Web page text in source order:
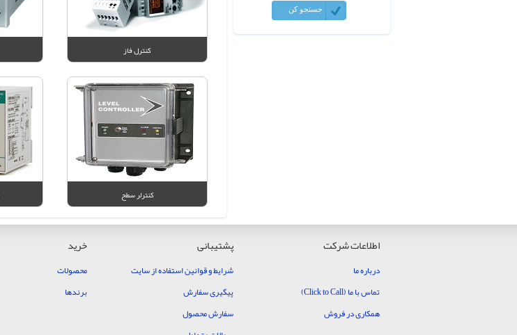
کنترل فاز
کنترلر سطح
اطلاعات شرکت
درباره ما
تماس با ما (Click to Call)
همکاری در فروش
پشتیبانی
شرایط و قوانین استفاده از سایت
پیگیری سفارش
سفارش محصول
خرید
محصولات
برندها